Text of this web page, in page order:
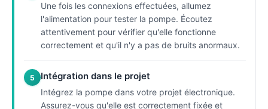
Une fois les connexions effectuées, allumez
l'alimentation pour tester la pompe. Écoutez
attentivement pour vérifier qu'elle fonctionne
correctement et qu'il n'y a pas de bruits anormaux.
5 Intégration dans le projet
Intégrez la pompe dans votre projet électronique.
Assurez-vous qu'elle est correctement fixée et